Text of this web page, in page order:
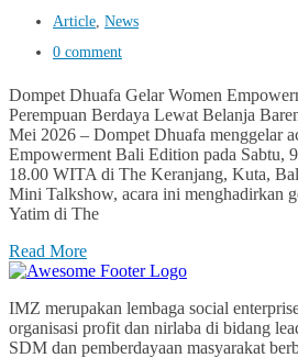
Article News
0 comment
Dompet Dhuafa Gelar Women
Perempuan Berdaya Lewat Belanja
Mei 2026 – Dompet Dhuafa menggelar
Empowerment Bali Edition pada Sabtu,
18.00 WITA di The Keranjang, Kuta,
Mini Talkshow, acara ini menghadirkan
Yatim di The
Read More
IMZ merupakan lembaga social
organisasi profit dan nirlaba di bidang
SDM dan pemberdayaan masyarakat